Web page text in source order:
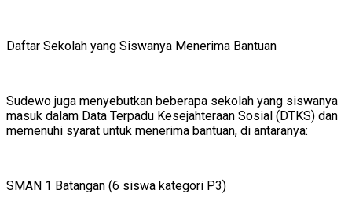
Daftar Sekolah yang Siswanya Menerima Bantuan
Sudewo juga menyebutkan beberapa sekolah yang siswanya
masuk dalam Data Terpadu Kesejahteraan Sosial (DTKS) dan
memenuhi syarat untuk menerima bantuan, di antaranya:
SMAN 1 Batangan (6 siswa kategori P3)